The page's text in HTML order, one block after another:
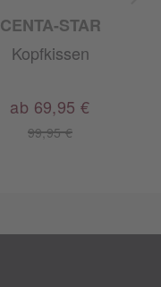
CENTA-STAR
Kopfkissen
99,95 €
ab 69,95 €